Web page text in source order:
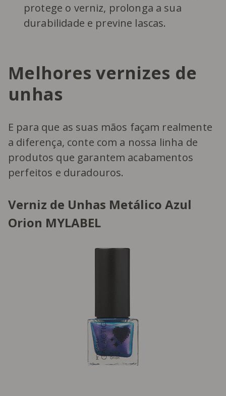
protege o verniz, prolonga a sua
durabilidade e previne lascas.
Melhores vernizes de
unhas
E para que as suas mãos façam realmente
a diferença, conte com a nossa linha de
produtos que garantem acabamentos
perfeitos e duradouros.
Verniz de Unhas Metálico Azul
Orion MYLABEL